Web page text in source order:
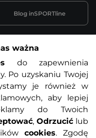
Regulamin sklepu
Koszty przesyłek
Blog inSPORTline
ważna
do zapewnienia
Po uzyskaniu Twojej
je również w
aby lepiej
do Twoich
, Odrzucić lub
cookies. Zgodę